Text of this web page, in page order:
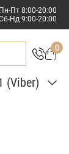
Пн-Пт 8:00-20:00
Нд 9:00-20:00
0
(Viber)